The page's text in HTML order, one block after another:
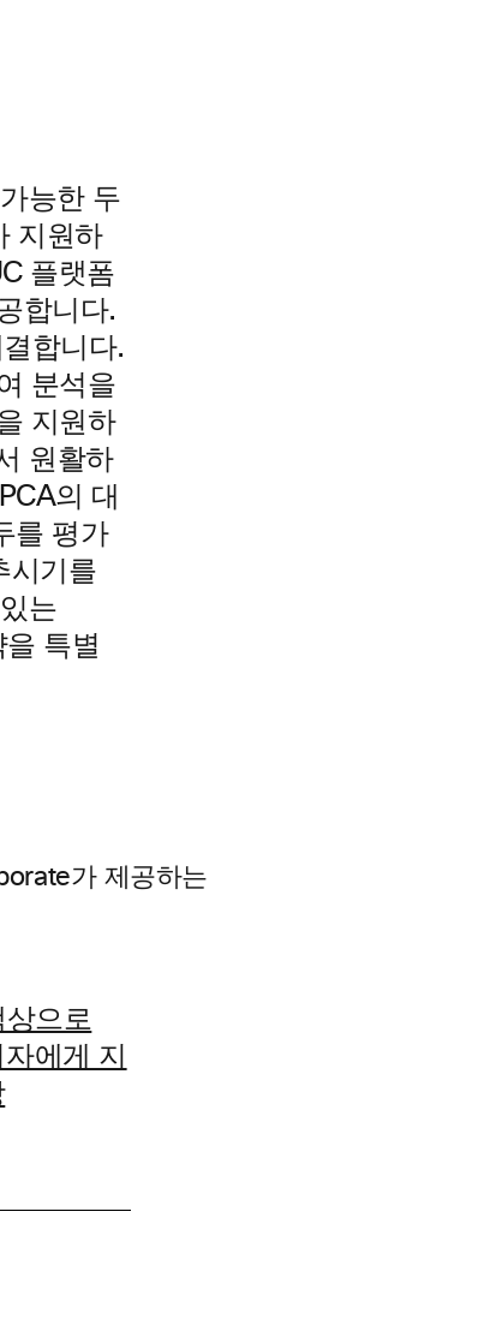
능한 두
지원하
플랫폼
합니다.
합니다.
분석을
지원하
원활하
의 대
를 평가
시기를
는
특별
가 제공하는
으로
에게 지